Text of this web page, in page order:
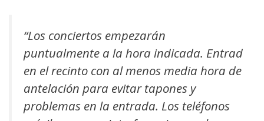
“Los conciertos empezarán
puntualmente a la hora indicada. Entrad
en el recinto con al menos media hora de
antelación para evitar tapones y
problemas en la entrada. Los teléfonos